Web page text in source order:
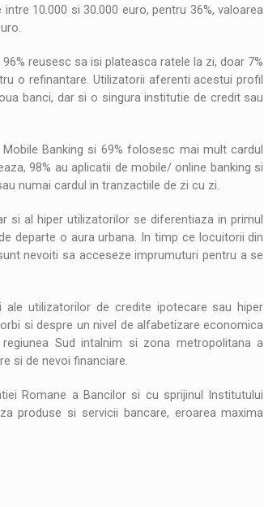
10.000 si 30.000 euro, pentru 36%, valoarea
reusesc sa isi plateasca ratele la zi, doar 7%
o refinantare. Utilizatorii aferenti acestui profil
banci, dar si o singura institutie de credit sau
Banking si 69% folosesc mai mult cardul
98% au aplicatii de mobile/ online banking si
numai cardul in tranzactiile de zi cu zi.
si al hiper utilizatorilor se diferentiaza in primul
departe o aura urbana. In timp ce locuitorii din
nevoiti sa acceseze imprumuturi pentru a se
ale utilizatorilor de credite ipotecare sau hiper
si despre un nivel de alfabetizare economica
Sud intalnim si zona metropolitana a
si de nevoi financiare.
Romane a Bancilor si cu sprijinul Institutului
produse si servicii bancare, eroarea maxima